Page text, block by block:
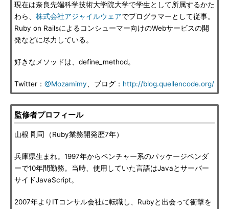
現在は奈良先端科学技術大学院大学で学生として所属するかた
わら、 株式会社アジャイルウェアでプログラマーとして従事。
Ruby on Railsによるコンシューマー向けのWebサービスの開
発などに尽力している。
好きなメソッドは、define_method。
Twitter： @Mozamimy 、ブログ： http://blog.quellencode.org/
監修者プロフィール
山根 剛司（Ruby業務開発歴7年）
兵庫県生まれ。1997年からベンチャー系のパッケージベンダ
ーで10年間勤務。当時、使用していた言語はJavaとサーバー
サイドJavaScript。
2007年よりITコンサル会社に転職し、Rubyと出会って衝撃を